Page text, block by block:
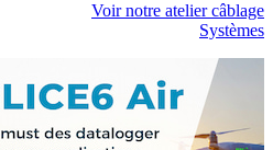
Voir notre atelier câblage
Systèmes